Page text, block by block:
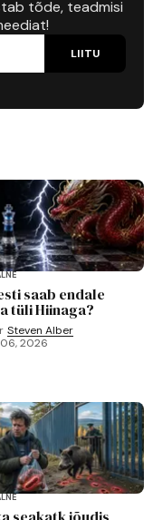
tõde, teadmisi
LIITU
saab endale
tüli Hiinaga?
Steven Alber
2026